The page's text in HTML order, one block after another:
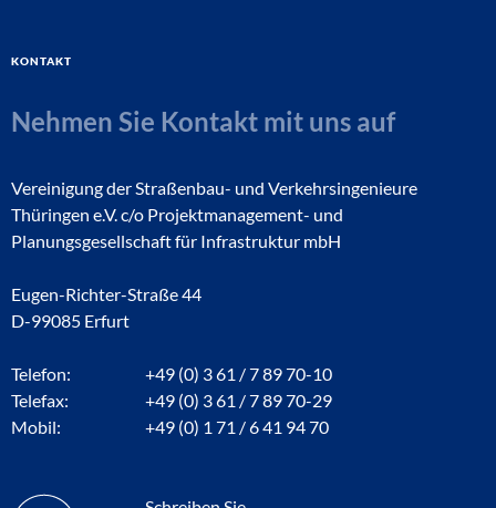
Kontakt
Nehmen Sie Kontakt mit uns auf
Vereinigung der Straßenbau- und Verkehrsingenieure
Thüringen e.V. c/o Projektmanagement- und
Planungsgesellschaft für Infrastruktur mbH
Eugen-Richter-Straße 44
D-99085 Erfurt
Telefon:
+49 (0) 3 61 / 7 89 70-10
Telefax:
+49 (0) 3 61 / 7 89 70-29
Mobil:
+49 (0) 1 71 / 6 41 94 70